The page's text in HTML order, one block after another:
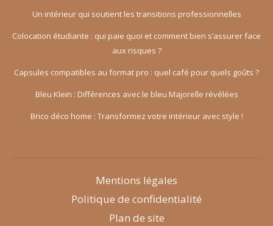
professionnelles
Un intérieur qui soutient les transitions professionnelles
Colocation étudiante : qui paie quoi et comment bien s’assurer face
aux risques ?
Capsules compatibles au format pro : quel café pour quels goûts ?
Bleu Klein : Différences avec le bleu Majorelle révélées
Brico déco home : Transformez votre intérieur avec style !
Mentions légales
Politique de confidentialité
Plan de site